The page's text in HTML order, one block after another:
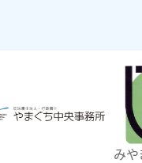
みやぎ仙